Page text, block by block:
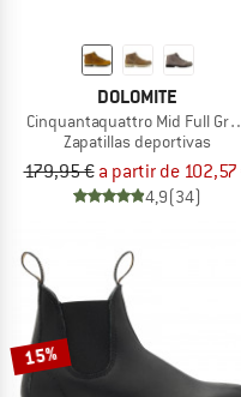
DOLOMITE
Cinquantaquattro Mid Full
Zapatillas deportivas
179,95 € a partir de 102,57
4,9(34)
15%